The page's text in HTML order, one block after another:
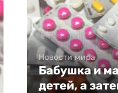
Новости мира
Бабушка и
детей, а